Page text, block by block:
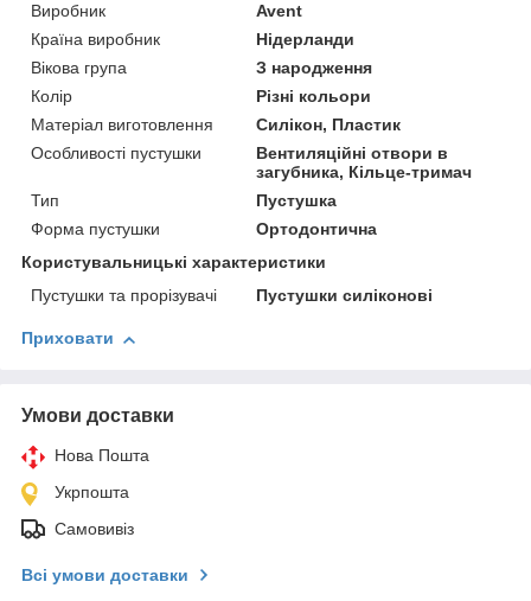
Виробник
Avent
Країна виробник
Нідерланди
Вікова група
З народження
Колір
Різні кольори
Матеріал виготовлення
Силікон, Пластик
Особливості пустушки
Вентиляційні отвори в
загубника, Кільце-тримач
Тип
Пустушка
Форма пустушки
Ортодонтична
Користувальницькі характеристики
Пустушки та прорізувачі
Пустушки силіконові
Приховати
Умови доставки
Нова Пошта
Укрпошта
Самовивіз
Всі умови доставки